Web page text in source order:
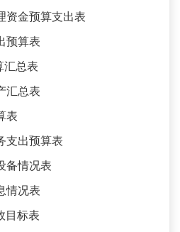
金预算支出表
算表
总表
总表
表
出预算表
情况表
况表
标表